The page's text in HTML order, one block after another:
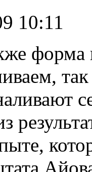
10:11
форма